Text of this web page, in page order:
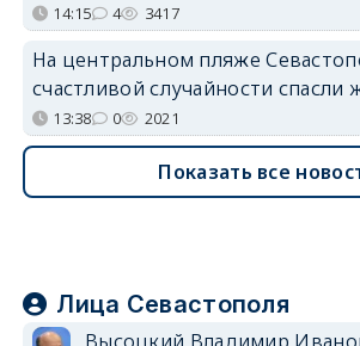
14:15 4 3417
На центральном пляже
счастливой случайности
13:38 0 2021
Показать все
Лица Севастополя